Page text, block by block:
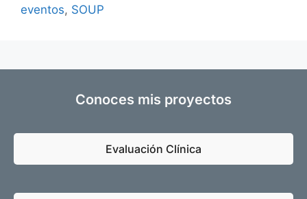
eventos, SOUP
Conoces mis proyectos
Evaluación Clínica